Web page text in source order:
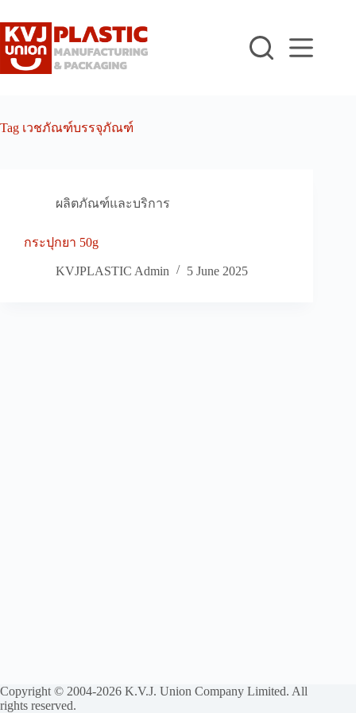
to
content
Tag เวชภัณฑ์บรรจุภัณฑ์
ผลิตภัณฑ์และบริการ
กระปุกยา 50g
KVJPLASTIC Admin 5 June 2025
Copyright © 2004-2026 K.V.J. Union Company Limited. All
rights reserved.